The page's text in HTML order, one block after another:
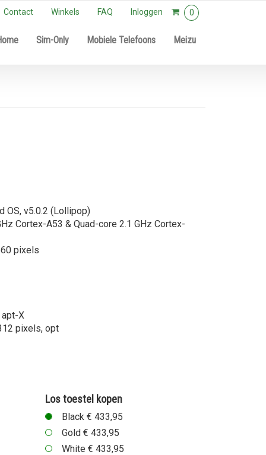
Contact Winkels FAQ Inloggen 0
Sim-Only Mobiele Telefoons Meizu
OS, v5.0.2 (Lollipop)
Cortex-A53 & Quad-core 2.1 GHz Cortex-
pixels
apt-X
pixels, opt
Los toestel kopen
Black € 433,95
Gold € 433,95
White € 433,95